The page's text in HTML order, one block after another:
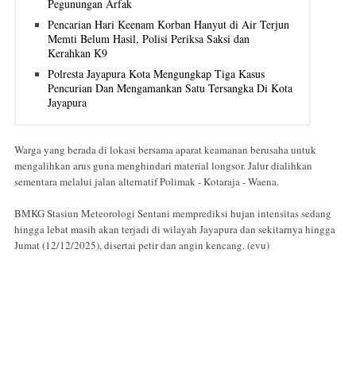
Pegunungan Arfak
Pencarian Hari Keenam Korban Hanyut di Air Terjun
Memti Belum Hasil, Polisi Periksa Saksi dan
Kerahkan K9
Polresta Jayapura Kota Mengungkap Tiga Kasus
Pencurian Dan Mengamankan Satu Tersangka Di Kota
Jayapura
Warga yang berada di lokasi bersama aparat keamanan berusaha untuk
mengalihkan arus guna menghindari material longsor. Jalur dialihkan
sementara melalui jalan alternatif Polimak - Kotaraja - Waena.
BMKG Stasiun Meteorologi Sentani memprediksi hujan intensitas sedang
hingga lebat masih akan terjadi di wilayah Jayapura dan sekitarnya hingga
Jumat (12/12/2025), disertai petir dan angin kencang. (evu)